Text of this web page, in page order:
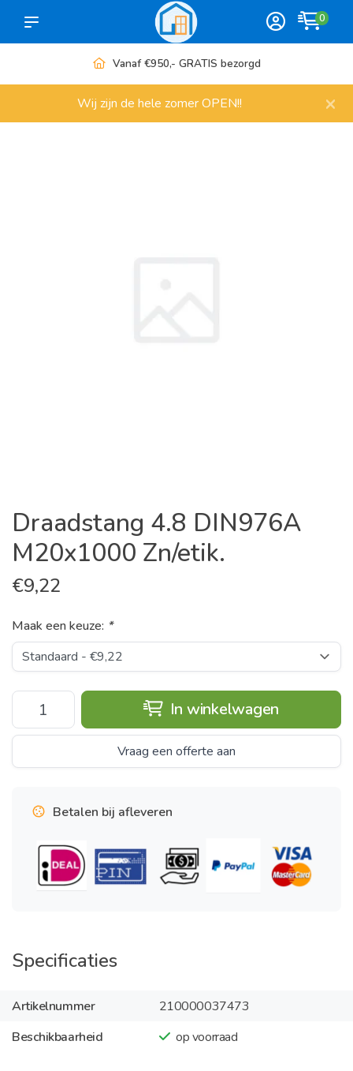
0
Vanaf €950,- GRATIS bezorgd
Wij zijn de hele zomer OPEN!! ×
Draadstang 4.8 DIN976A
M20x1000 Zn/etik.
€9,22
Maak een keuze: *
In winkelwagen
Vraag een offerte aan
Betalen bij afleveren
Specificaties
Artikelnummer
210000037473
Beschikbaarheid
op voorraad